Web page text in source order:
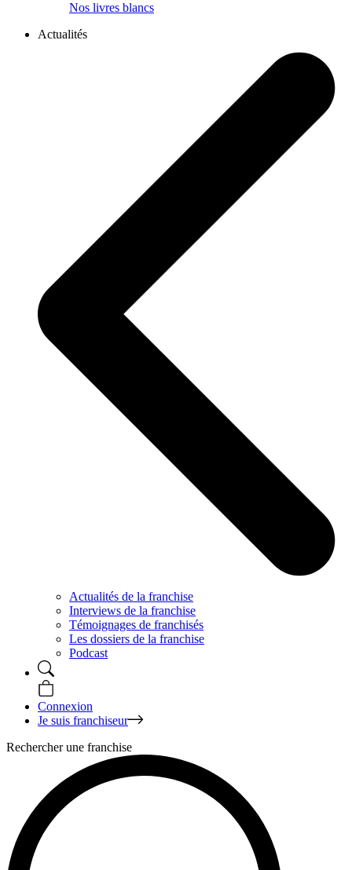
Nos livres blancs
Actualités
Actualités de la franchise
Interviews de la franchise
Témoignages de franchisés
Les dossiers de la franchise
Podcast
Connexion
Je suis franchiseur
Rechercher une franchise